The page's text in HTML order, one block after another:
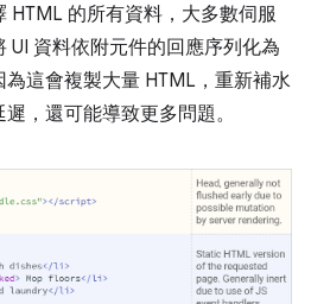
HTML 的所有資料，大多數伺服
UI 資料依附元件的回應序列化為
這會複製大量 HTML，重新補水
，還可能導致更多問題。